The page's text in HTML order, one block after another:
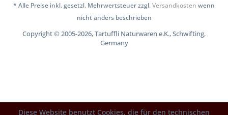
* Alle Preise inkl. gesetzl. Mehrwertsteuer zzgl.Versandkosten wenn
nicht anders beschrieben
Copyright © 2005-2026, Tartuffli Naturwaren e.K., Schwifting,
Germany
Diese Website benutzt Cookies, die für den technischen